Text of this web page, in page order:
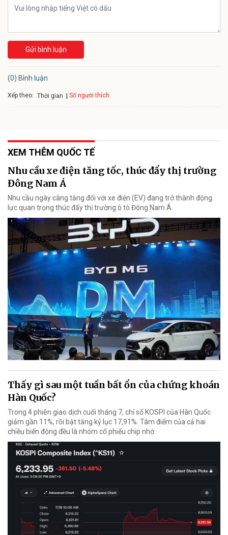
Gửi bình luận
(0) Bình luận
Xếp theo: Thời gian Số người thích
XEM THÊM QUỐC TẾ
Nhu cầu xe điện tăng tốc, thúc đẩy thị trường
Đông Nam Á
Nhu cầu ngày càng tăng đối với xe điện (EV) đang trở thành động
lực quan trọng thúc đẩy thị trường ô tô Đông Nam Á.
Thấy gì sau một tuần bất ổn của chứng khoán
Hàn Quốc?
Trong 4 phiên giao dịch cuối tháng 7, chỉ số KOSPI của Hàn Quốc
giảm gần 11%, rồi bật tăng kỷ lục 17,91%. Tâm điểm của cả hai
chiều biến động đều là nhóm cổ phiếu chip nhớ.